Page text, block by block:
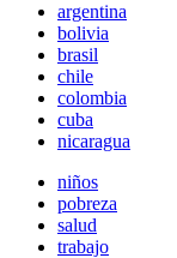
argentina
bolivia
brasil
chile
colombia
cuba
nicaragua
niños
pobreza
salud
trabajo